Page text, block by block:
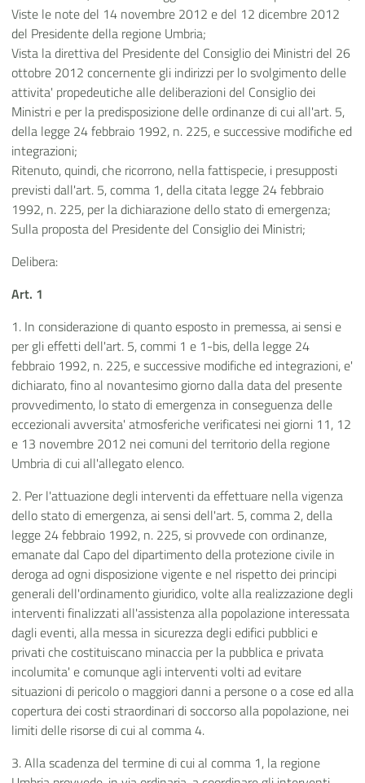
Viste le note del 14 novembre 2012 e del 12 dicembre 2012
del Presidente della regione Umbria;
Vista la direttiva del Presidente del Consiglio dei Ministri del 26
ottobre 2012 concernente gli indirizzi per lo svolgimento delle
attivita' propedeutiche alle deliberazioni del Consiglio dei
Ministri e per la predisposizione delle ordinanze di cui all'art. 5,
della legge 24 febbraio 1992, n. 225, e successive modifiche ed
integrazioni;
Ritenuto, quindi, che ricorrono, nella fattispecie, i presupposti
previsti dall'art. 5, comma 1, della citata legge 24 febbraio
1992, n. 225, per la dichiarazione dello stato di emergenza;
Sulla proposta del Presidente del Consiglio dei Ministri;
Delibera:
Art. 1
1. In considerazione di quanto esposto in premessa, ai sensi e
per gli effetti dell'art. 5, commi 1 e 1-bis, della legge 24
febbraio 1992, n. 225, e successive modifiche ed integrazioni, e'
dichiarato, fino al novantesimo giorno dalla data del presente
provvedimento, lo stato di emergenza in conseguenza delle
eccezionali avversita' atmosferiche verificatesi nei giorni 11, 12
e 13 novembre 2012 nei comuni del territorio della regione
Umbria di cui all'allegato elenco.
2. Per l'attuazione degli interventi da effettuare nella vigenza
dello stato di emergenza, ai sensi dell'art. 5, comma 2, della
legge 24 febbraio 1992, n. 225, si provvede con ordinanze,
emanate dal Capo del dipartimento della protezione civile in
deroga ad ogni disposizione vigente e nel rispetto dei principi
generali dell'ordinamento giuridico, volte alla realizzazione degli
interventi finalizzati all'assistenza alla popolazione interessata
dagli eventi, alla messa in sicurezza degli edifici pubblici e
privati che costituiscano minaccia per la pubblica e privata
incolumita' e comunque agli interventi volti ad evitare
situazioni di pericolo o maggiori danni a persone o a cose ed alla
copertura dei costi straordinari di soccorso alla popolazione, nei
limiti delle risorse di cui al comma 4.
3. Alla scadenza del termine di cui al comma 1, la regione